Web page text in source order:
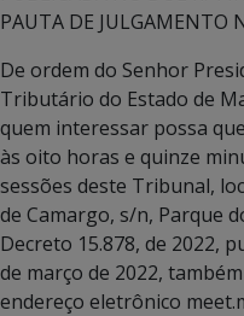
PAUTA DE JULGAMENTO
De ordem do Senhor
Tributário do Estado de
quem interessar possa
às oito horas e quinze
sessões deste Tribunal,
de Camargo, s/n, Parque
Decreto 15.878, de 2022,
de março de 2022,
endereço eletrônico